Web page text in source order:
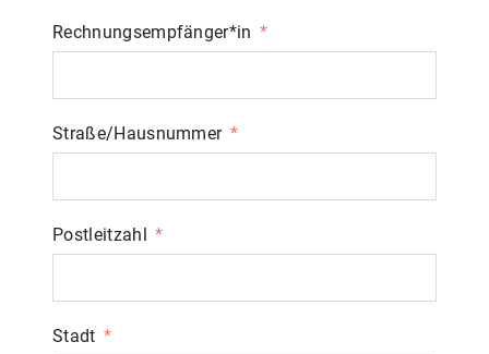
Rechnungsempfänger*in
Straße/Hausnummer
Postleitzahl
Stadt